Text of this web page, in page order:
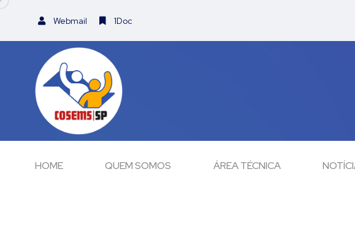
Webmail 1Doc
HOME QUEM SOMOS ÁREA TÉCNICA